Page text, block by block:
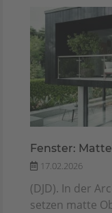
Fenster:
17.02.2026
(DJD). In der
setzen matte